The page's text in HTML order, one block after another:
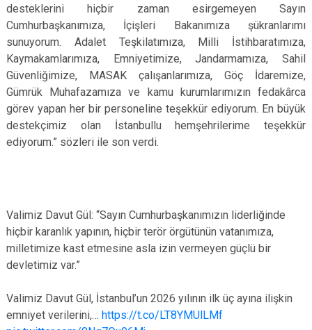
desteklerini hiçbir zaman esirgemeyen Sayın
Cumhurbaşkanımıza, İçişleri Bakanımıza şükranlarımı
sunuyorum. Adalet Teşkilatımıza, Milli İstihbaratımıza,
Kaymakamlarımıza, Emniyetimize, Jandarmamıza, Sahil
Güvenliğimize, MASAK çalışanlarımıza, Göç İdaremize,
Gümrük Muhafazamıza ve kamu kurumlarımızın fedakârca
görev yapan her bir personeline teşekkür ediyorum. En büyük
destekçimiz olan İstanbullu hemşehrilerime teşekkür
ediyorum.” sözleri ile son verdi.
Valimiz Davut Gül: “Sayın Cumhurbaşkanımızın liderliğinde
hiçbir karanlık yapının, hiçbir terör örgütünün vatanımıza,
milletimize kast etmesine asla izin vermeyen güçlü bir
devletimiz var.”
Valimiz Davut Gül, İstanbul’un 2026 yılının ilk üç ayına ilişkin
emniyet verilerini,… https://t.co/LT8YMUlLMf